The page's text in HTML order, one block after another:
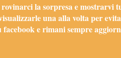
la sorpresa e mostrarvi
una alla volta per
facebook e rimani sempre